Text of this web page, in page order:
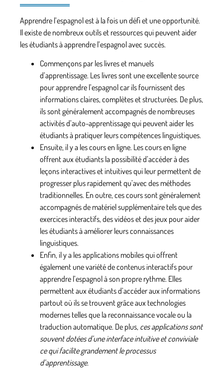
Apprendre l’espagnol est à la fois un défi et une opportunité.
Il existe de nombreux outils et ressources qui peuvent aider
les étudiants à apprendre l’espagnol avec succès.
Commençons par les livres et manuels
d’apprentissage. Les livres sont une excellente source
pour apprendre l’espagnol car ils fournissentdes
informations claires, complètes et structurées. De plus,
ils sont généralement accompagnés de nombreuses
activités d’auto-apprentissagequi peuvent aider les
étudiants à pratiquer leurs compétences linguistiques.
Ensuite, il y a les cours en ligne. Les cours en ligne
offrent aux étudiants la possibilité d’accéder à des
leçons interactives et intuitivesqui leur permettent de
progresser plus rapidement qu’avec des méthodes
traditionnelles. En outre, ces cours sont généralement
accompagnés de matérielsupplémentaire tels que des
exercices interactifs, des vidéos et des jeux pour aider
les étudiants à améliorer leurs connaissances
linguistiques.
Enfin, il y a les applications mobiles qui offrent
également une variété de contenus interactifs pour
apprendre l’espagnol à son propre rythme. Elles
permettent aux étudiants d’accéder aux informations
partout où ils se trouvent grâceaux technologies
modernes telles que la reconnaissance vocale ou la
traduction automatique. De plus, ces applications sont
souvent dotées d’une interface intuitive et conviviale
ce qui facilite grandement le processus
d’apprentissage.